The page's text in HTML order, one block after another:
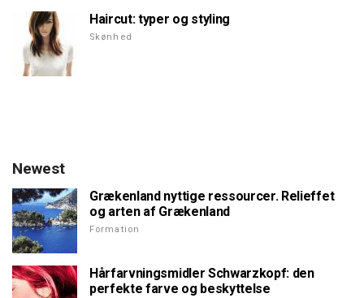
Haircut: typer og styling
Skønhed
Newest
Grækenland nyttige ressourcer. Relieffet
og arten af Grækenland
Formation
Hårfarvningsmidler Schwarzkopf: den
perfekte farve og beskyttelse